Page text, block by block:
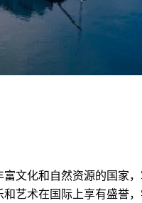
文化和自然资源的国家
艺术在国际上享有盛誉